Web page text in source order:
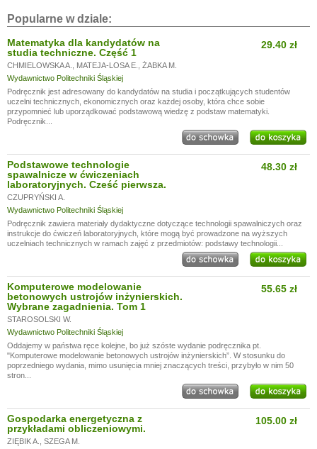
Popularne w dziale:
Matematyka dla kandydatów na
studia techniczne. Część 1
CHMIELOWSKA A. MATEJA-LOSA E.
ŻABKA M.
Wydawnictwo Politechniki Śląskiej
29.40 zł
Podręcznik jest adresowany do kandydatów na studia i początkujących studentów
uczelni technicznych, ekonomicznych oraz każdej osoby, która chce sobie
przypomnieć lub uporządkować podstawową wiedzę z podstaw matematyki.
Podręcznik...
Podstawowe technologie
spawalnicze w ćwiczeniach
laboratoryjnych. Cześć pierwsza.
CZUPRYŃSKI A.
Wydawnictwo Politechniki Śląskiej
48.30 zł
Podręcznik zawiera materiały dydaktyczne dotyczące technologii spawalniczych oraz
instrukcje do ćwiczeń laboratoryjnych, które mogą być prowadzone na wyższych
uczelniach technicznych w ramach zajęć z przedmiotów: podstawy technologii...
Komputerowe modelowanie
betonowych ustrojów inżynierskich.
Wybrane zagadnienia. Tom 1
STAROSOLSKI W.
Wydawnictwo Politechniki Śląskiej
55.65 zł
Oddajemy w państwa ręce kolejne, bo już szóste wydanie podręcznika pt.
"Komputerowe modelowanie betonowych ustrojów inżynierskich”. W stosunku do
poprzedniego wydania, mimo usunięcia mniej znaczących treści, przybyło w nim 50
stron...
Gospodarka energetyczna z
przykładami obliczeniowymi.
ZIĘBIK A.
SZEGA M.
105.00 zł